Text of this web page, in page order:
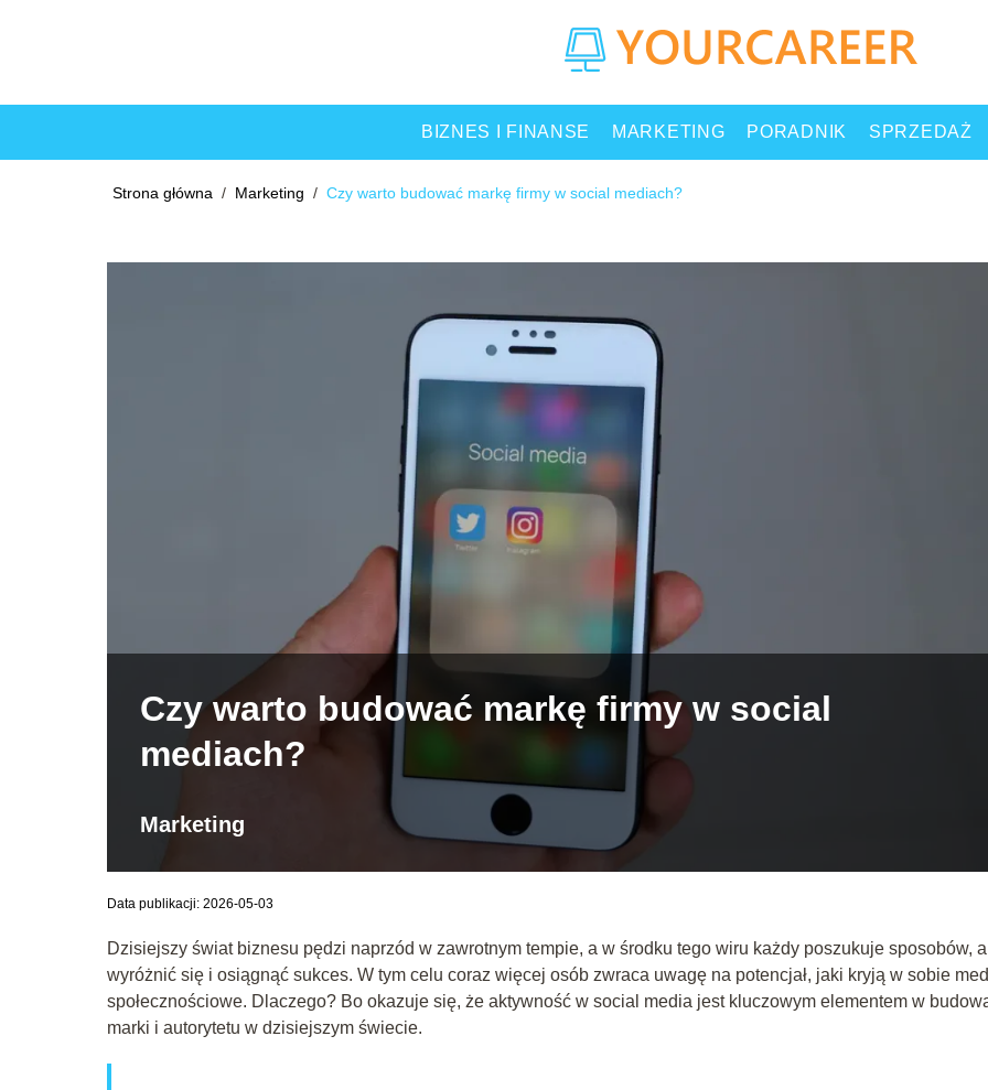
BIZNES I FINANSE MARKETING PORADNIK SPRZEDAŻ
Strona główna / Marketing / Czy warto budować markę firmy w social mediach?
Czy warto budować markę firmy w social
mediach?
Marketing
Data publikacji: 2026-05-03
Dzisiejszy świat biznesu pędzi naprzód w zawrotnym tempie, a w środku tego wiru każdy poszukuje sposobów,
wyróżnić się i osiągnąć sukces. W tym celu coraz więcej osób zwraca uwagę na potencjał, jaki kryją w sobie
społecznościowe. Dlaczego? Bo okazuje się, że aktywność w social media jest kluczowym elementem w
marki i autorytetu w dzisiejszym świecie.